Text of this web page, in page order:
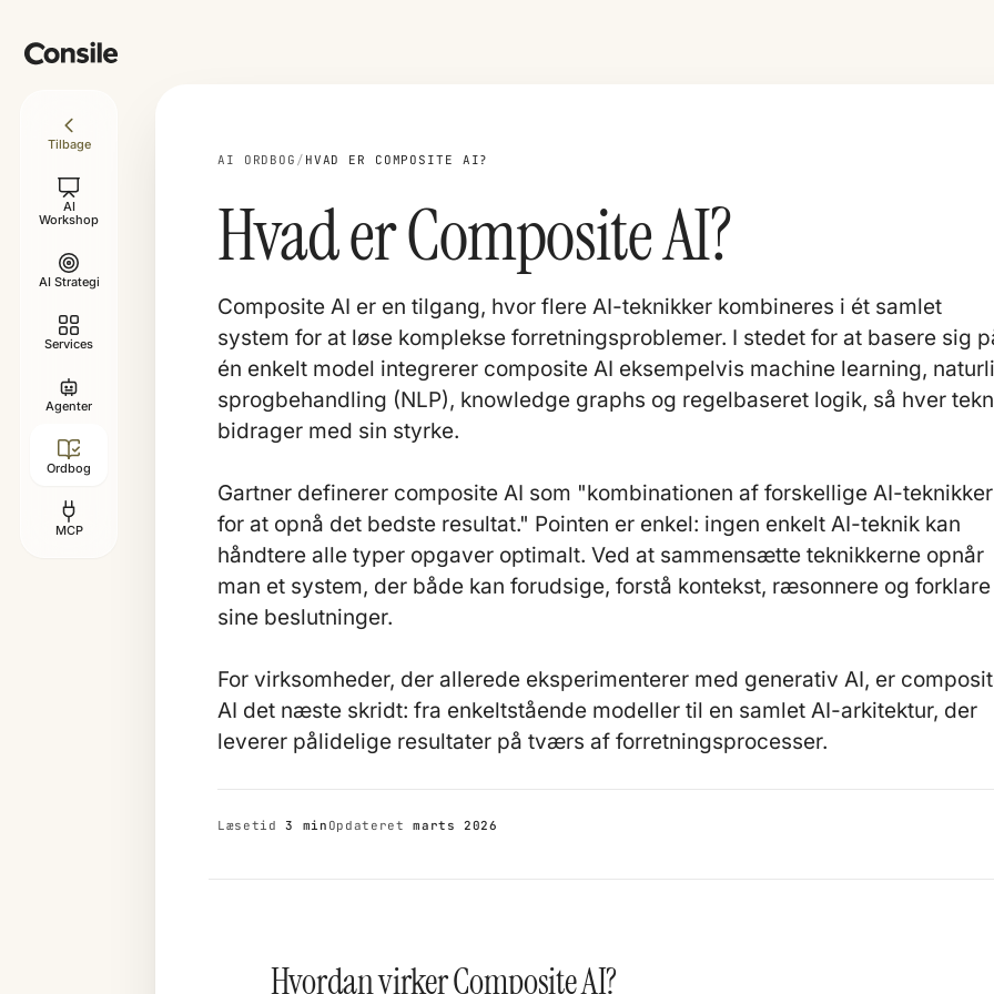
Tilbage
AI
Workshop
AI Strategi
Services
Agenter
Ordbog
MCP
AI ORDBOG / HVAD ER COMPOSITE AI?
Hvad er Composite AI?
Composite AI er en tilgang, hvor flere AI-teknikker kombineres i ét samlet
system for at løse komplekse forretningsproblemer. I stedet for at basere sig
én enkelt model integrerer composite AI eksempelvis machine learning,
sprogbehandling (NLP), knowledge graphs og regelbaseret logik, så hver
bidrager med sin styrke.
Gartner definerer composite AI som "kombinationen af forskellige AI-teknikker
for at opnå det bedste resultat." Pointen er enkel: ingen enkelt AI-teknik kan
håndtere alle typer opgaver optimalt. Ved at sammensætte teknikkerne opnår
man et system, der både kan forudsige, forstå kontekst, ræsonnere og forklare
sine beslutninger.
For virksomheder, der allerede eksperimenterer med generativ AI, er
AI det næste skridt: fra enkeltstående modeller til en samlet AI-arkitektur, der
leverer pålidelige resultater på tværs af forretningsprocesser.
Læsetid3 min Opdateretmarts 2026
Hvordan virker Composite AI?